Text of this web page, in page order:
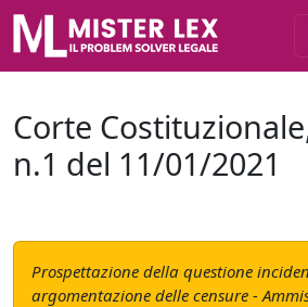
Corte
n.1 del 11/01/2021
Prospettazione della questione
argomentazione delle censure -